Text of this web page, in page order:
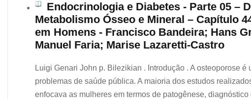
Endocrinologia e Diabetes - Parte 05 –
Metabolismo Ósseo e Mineral – Capítulo
em Homens - Francisco Bandeira; Hans
Manuel Faria; Marise Lazaretti-Castro
Luigi Genari John p. Bilezikian . Introdução . A osteoporose é
problemas de saúde pública. A maioria dos estudos
enfocava as mulheres em termos de patogênese, diagnóstico